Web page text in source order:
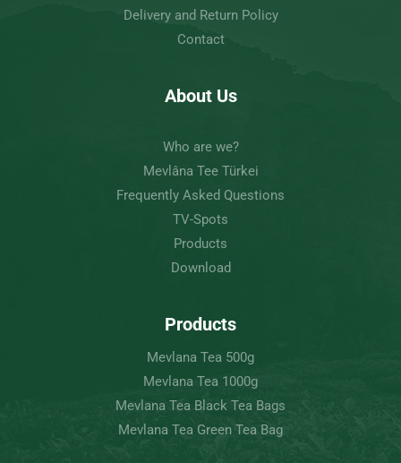
Delivery and Return Policy
Contact
About Us
Who are we?
Mevlâna Tee Türkei
Frequently Asked Questions
TV-Spots
Products
Download
Products
Mevlana Tea 500g
Mevlana Tea 1000g
Mevlana Tea Black Tea Bags
Mevlana Tea Green Tea Bag